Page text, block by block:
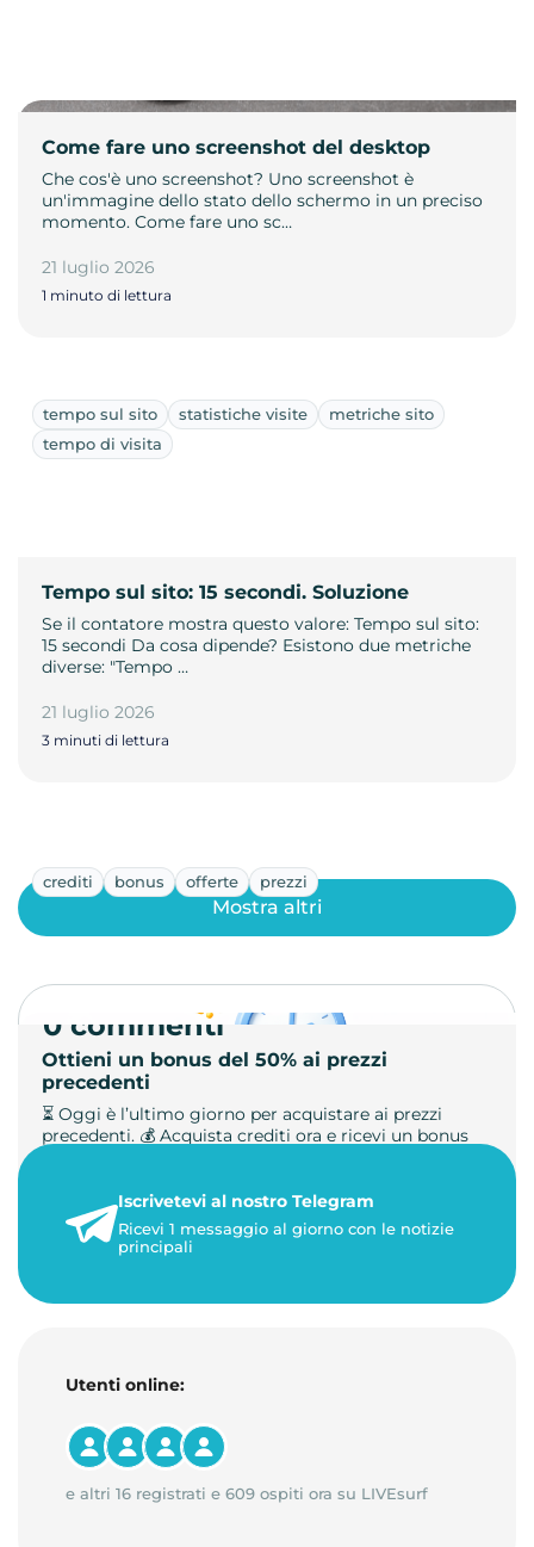
Come fare uno screenshot del desktop
Che cos'è uno screenshot? Uno screenshot è
un'immagine dello stato dello schermo in un preciso
momento. Come fare uno sc…
21 luglio 2026
1 minuto di lettura
tempo sul sito statistiche visite
metriche sito
tempo di visita
Tempo sul sito: 15 secondi. Soluzione
Se il contatore mostra questo valore: Tempo sul sito:
15 secondi Da cosa dipende? Esistono due metriche
diverse: "Tempo …
21 luglio 2026
3 minuti di lettura
crediti bonus offerte prezzi
Ottieni un bonus del 50% ai prezzi
precedenti
⏳ Oggi è l’ultimo giorno per acquistare ai prezzi
precedenti. 💰 Acquista crediti ora e ricevi un bonus
23 maggio 2026
1 minuto di lettura
Mostra altri
0 commenti
Iscrivetevi al nostro Telegram
Ricevi 1 messaggio al giorno con le notizie
principali
Utenti online:
e altri 16 registrati e 609 ospiti ora su LIVEsurf